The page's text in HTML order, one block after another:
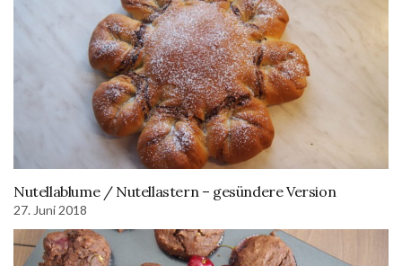
Nutellablume / Nutellastern – gesündere Version
27. Juni 2018